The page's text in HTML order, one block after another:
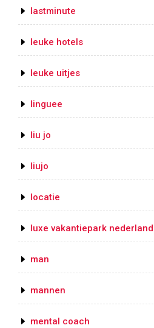
lastminute
leuke hotels
leuke uitjes
linguee
liu jo
liujo
locatie
luxe vakantiepark nederland
man
mannen
mental coach